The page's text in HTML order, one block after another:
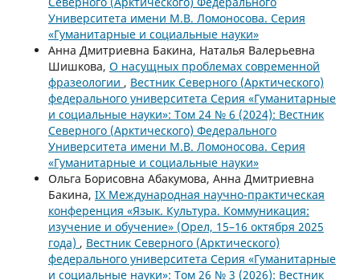
Университета имени М.В. Ломоносова. Серия
«Гуманитарные и социальные науки»
Анна Дмитриевна Бакина, Наталья Валерьевна
Шишкова, О насущных проблемах современной
фразеологии , Вестник Северного (Арктического)
федерального университета Серия «Гуманитарные
и социальные науки»: Том 24 № 6 (2024): Вестник
Северного (Арктического) Федерального
Университета имени М.В. Ломоносова. Серия
«Гуманитарные и социальные науки»
Ольга Борисовна Абакумова, Анна Дмитриевна
Бакина, IX Международная научно-практическая
конференция «Язык. Культура. Коммуникация:
изучение и обучение» (Орел, 15–16 октября 2025
года) , Вестник Северного (Арктического)
федерального университета Серия «Гуманитарные
и социальные науки»: Том 26 № 3 (2026): Вестник